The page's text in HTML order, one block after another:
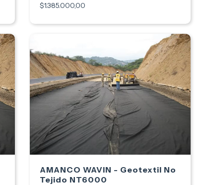
$1.385.000,00
AMANCO WAVIN - Geotextil No
Tejido NT6000